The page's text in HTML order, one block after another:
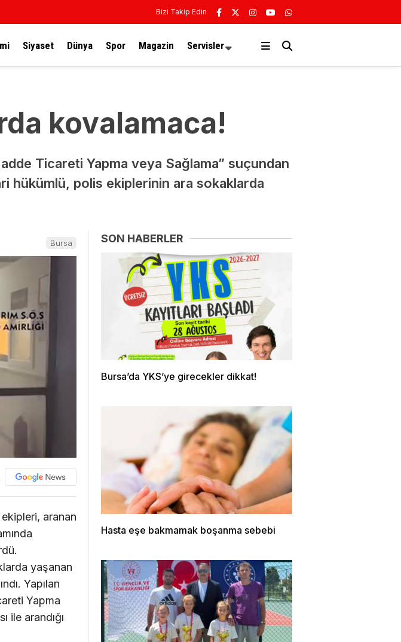
Bizi Takip Edin
Siyaset Dünya Spor Magazin Servisler
kovalamaca!
Ticareti Yapma veya Sağlama” suçundan
hükümlü, polis ekiplerinin ara sokaklarda
Bursa
aranan
yaşanan
Yapılan
Yapma
ile arandığı
SON HABERLER
Bursa’da YKS’ye girecekler dikkat!
Hasta eşe bakmamak boşanma sebebi